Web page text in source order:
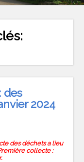
des
2024
des déchets a lieu
collecte :